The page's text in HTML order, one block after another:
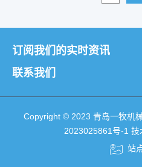
订阅我们的实时资讯
联系我们
Copyright © 2023 青岛一牧机
2023025861号-1 技
站